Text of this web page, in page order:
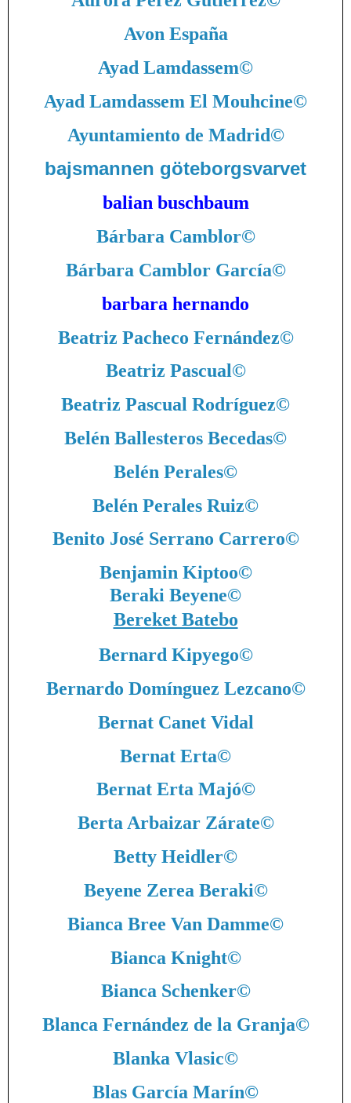
Avon España
Ayad Lamdassem©
Ayad Lamdassem El Mouhcine©
Ayuntamiento de Madrid©
bajsmannen göteborgsvarvet
balian buschbaum
Bárbara Camblor©
Bárbara Camblor García©
barbara hernando
Beatriz Pacheco Fernández©
Beatriz Pascual©
Beatriz Pascual Rodríguez©
Belén Ballesteros Becedas©
Belén Perales©
Belén Perales Ruiz©
Benito José Serrano Carrero©
Benjamin Kiptoo©
Beraki Beyene©
Bereket Batebo
Bernard Kipyego©
Bernardo Domínguez Lezcano©
Bernat Canet Vidal
Bernat Erta©
Bernat Erta Majó©
Berta Arbaizar Zárate©
Betty Heidler©
Beyene Zerea Beraki©
Bianca Bree Van Damme©
Bianca Knight©
Bianca Schenker©
Blanca Fernández de la Granja©
Blanka Vlasic©
Blas García Marín©